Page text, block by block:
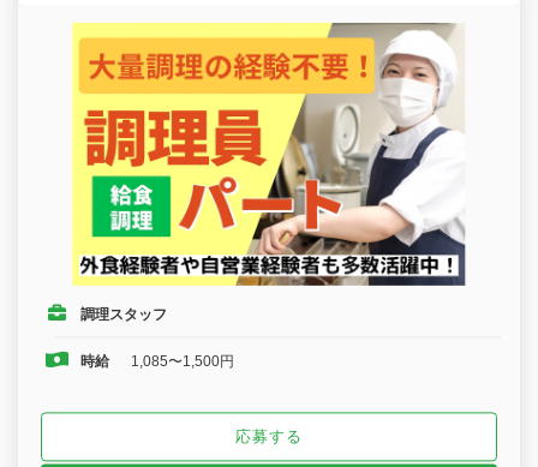
調理スタッフ
時給 1,085〜1,500円
応募する